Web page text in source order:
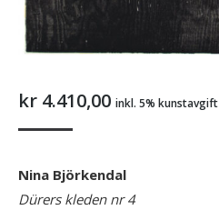
kr 4.410,00 inkl. 5% kunstavgift
Nina Björkendal
Dürers kleden nr 4